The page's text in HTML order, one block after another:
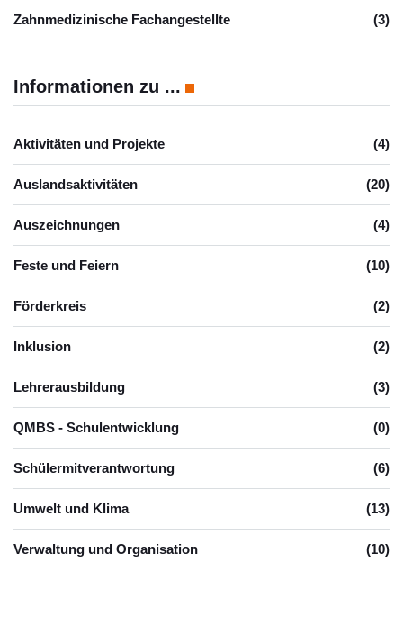
Zahnmedizinische Fachangestellte (3)
Informationen zu ...
Aktivitäten und Projekte (4)
Auslandsaktivitäten (20)
Auszeichnungen (4)
Feste und Feiern (10)
Förderkreis (2)
Inklusion (2)
Lehrerausbildung (3)
QMBS - Schulentwicklung (0)
Schülermitverantwortung (6)
Umwelt und Klima (13)
Verwaltung und Organisation (10)